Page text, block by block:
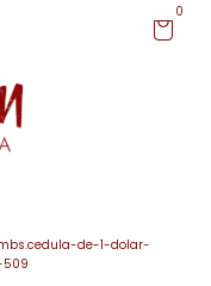
0
de-1-dolar-